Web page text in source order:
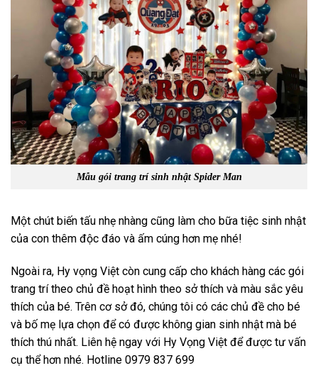
Mẫu gói trang trí sinh nhật Spider Man
Một chút biến tấu nhẹ nhàng cũng làm cho bữa tiệc sinh nhật
của con thêm độc đáo và ấm cúng hơn mẹ nhé!
Ngoài ra, Hy vọng Việt còn cung cấp cho khách hàng các gói
trang trí theo chủ đề hoạt hình theo sở thích và màu sắc yêu
thích của bé. Trên cơ sở đó, chúng tôi có các chủ đề cho bé
và bố mẹ lựa chọn để có được không gian sinh nhật mà bé
thích thú nhất. Liên hệ ngay với Hy Vọng Việt để được tư vấn
cụ thể hơn nhé. Hotline 0979 837 699